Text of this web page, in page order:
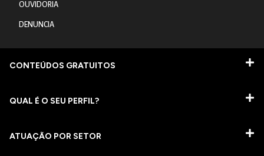
OUVIDORIA
DENUNCIA
CONTEÚDOS GRATUITOS
QUAL É O SEU PERFIL?
ATUAÇÃO POR SETOR